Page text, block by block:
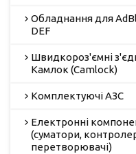
Обладнання для
DEF
Швидкороз'ємні
Камлок (Camlock)
Комплектуючі АЗС
Електронні
(суматори,
перетворювачі)